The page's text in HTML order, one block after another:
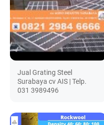
Jual Grating Steel
Surabaya cv AIS | Telp.
031 3989496